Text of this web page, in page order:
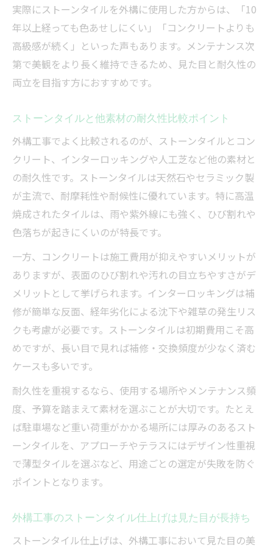
実際にストーンタイルを外構に使用した方からは、「10
年以上経っても色あせしにくい」「コンクリートよりも
高級感が続く」といった声もあります。メンテナンス次
第で美観をより長く維持できるため、見た目と耐久性の
両立を目指す方におすすめです。
ストーンタイルと他素材の耐久性比較ポイント
外構工事でよく比較されるのが、ストーンタイルとコン
クリート、インターロッキングや人工芝など他の素材と
の耐久性です。ストーンタイルは天然石やセラミック製
が主流で、耐摩耗性や耐候性に優れています。特に高温
焼成されたタイルは、雨や紫外線にも強く、ひび割れや
色落ちが起きにくいのが特長です。
一方、コンクリートは施工費用が抑えやすいメリットが
ありますが、表面のひび割れや汚れの目立ちやすさがデ
メリットとして挙げられます。インターロッキングは補
修が簡単な反面、経年劣化による沈下や雑草の発生リス
クも考慮が必要です。ストーンタイルは初期費用こそ高
めですが、長い目で見れば補修・交換頻度が少なく済む
ケースも多いです。
耐久性を重視するなら、使用する場所やメンテナンス頻
度、予算を踏まえて素材を選ぶことが大切です。たとえ
ば駐車場など重い荷重がかかる場所には厚みのあるスト
ーンタイルを、アプローチやテラスにはデザイン性重視
で薄型タイルを選ぶなど、用途ごとの選定が失敗を防ぐ
ポイントとなります。
外構工事のストーンタイル仕上げは見た目が長持ち
ストーンタイル仕上げは、外構工事において見た目の美